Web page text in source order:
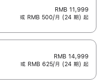
RMB 11,999
或 RMB 500/月 (24 期) 起
RMB 14,999
或 RMB 625/月 (24 期) 起